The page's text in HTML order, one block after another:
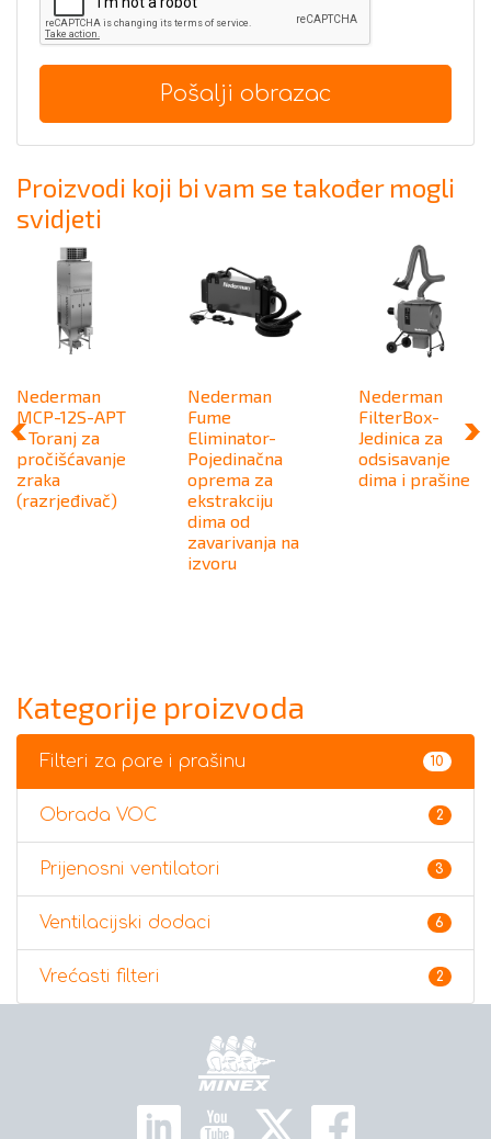
Pošalji obrazac
Proizvodi koji bi vam se također mogli
svidjeti
Nederman
MCP-12S-APT
- Toranj za
pročišćavanje
zraka
(razrjeđivač)
Nederman
Fume
Eliminator-
Pojedinačna
oprema za
ekstrakciju
dima od
zavarivanja na
izvoru
Nederman
FilterBox-
Jedinica za
odsisavanje
dima i prašine
Kategorije proizvoda
Filteri za pare i prašinu 10
Obrada VOC 2
Prijenosni ventilatori 3
Ventilacijski dodaci 6
Vrećasti filteri 2